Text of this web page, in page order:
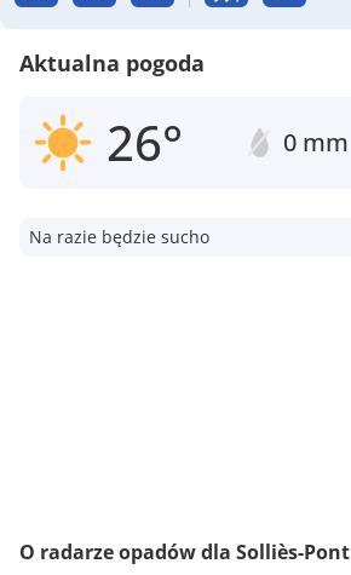
Aktualna pogoda
26° 0 mm
Na razie będzie sucho
O radarze opadów dla Solliès-Pont